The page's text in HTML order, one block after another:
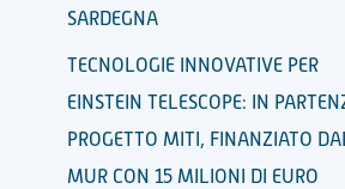
SARDEGNA
TECNOLOGIE INNOVATIVE PER
EINSTEIN TELESCOPE: IN
PROGETTO MITI, FINANZIATO
MUR CON 15 MILIONI DI EURO